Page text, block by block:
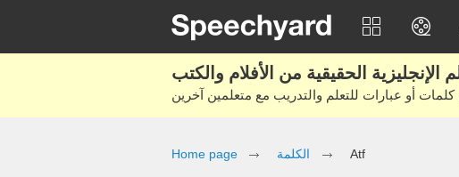
Home page الكلمة Atf